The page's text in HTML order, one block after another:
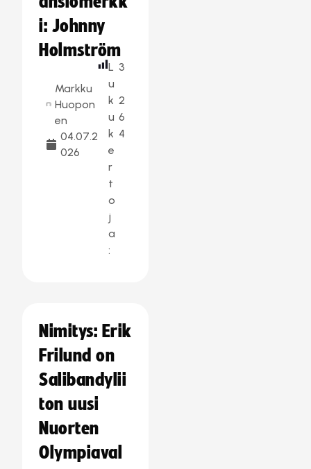
i: Johnny
Holmström
Markku
Huopon
en
04.07.2
026
L
u
k
u
k
e
r
t
o
j
a
:
3
2
6
4
Nimitys: Erik
Frilund on
Salibandylii
ton uusi
Nuorten
Olympiaval